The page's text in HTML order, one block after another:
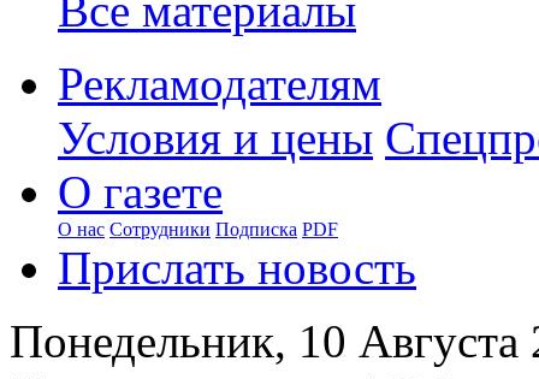
Рекламодателям
Условия и цены
О газете
О нас Сотрудники Подписка PDF
Прислать новость
Понедельник, 10 Августа